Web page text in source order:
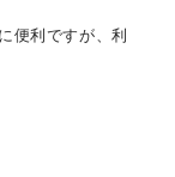
便利ですが、利